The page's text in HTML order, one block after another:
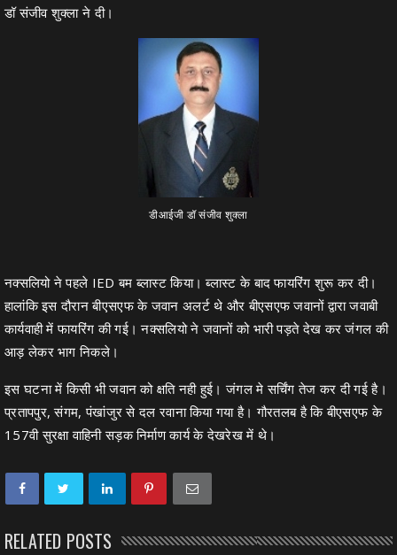
डॉ संजीव शुक्ला ने दी।
डीआईजी डॉ संजीव शुक्ला
नक्सलियो ने पहले IED बम ब्लास्ट किया। ब्लास्ट के बाद फायरिंग शुरू कर दी।
हालांकि इस दौरान बीएसएफ के जवान अलर्ट थे और बीएसएफ जवानों द्वारा जवाबी
कार्यवाही में फायरिंग की गई। नक्सलियो ने जवानों को भारी पड़ते देख कर जंगल की
आड़ लेकर भाग निकले।
इस घटना में किसी भी जवान को क्षति नही हुई। जंगल मे सर्चिंग तेज कर दी गई है।
प्रतापपुर, संगम, पंखांजुर से दल रवाना किया गया है। गौरतलब है कि बीएसएफ के
157वी सुरक्षा वाहिनी सड़क निर्माण कार्य के देखरेख में थे।
RELATED POSTS